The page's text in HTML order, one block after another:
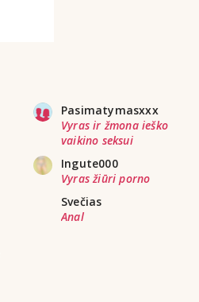
Pasimatymasxxx
Vyras ir žmona ieško
vaikino seksui
Ingute000
Vyras žiūri porno
Svečias
Anal